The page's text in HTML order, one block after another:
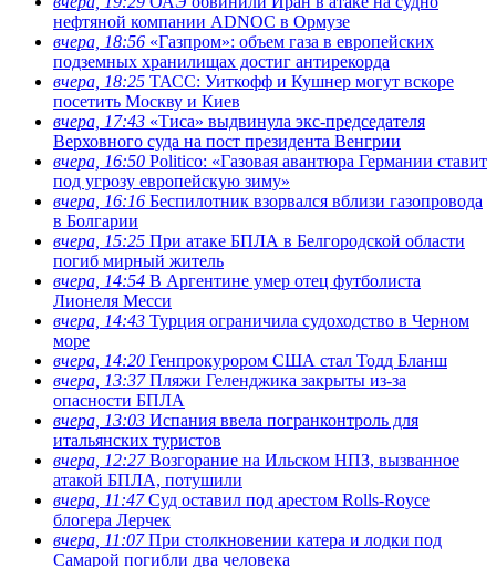
нефтяной компании ADNOC в Ормузе
вчера, 18:56 «Газпром»: объем газа в европейских
подземных хранилищах достиг антирекорда
вчера, 18:25 ТАСС: Уиткофф и Кушнер могут вскоре
посетить Москву и Киев
вчера, 17:43 «Тиса» выдвинула экс-председателя
Верховного суда на пост президента Венгрии
вчера, 16:50 Politico: «Газовая авантюра Германии ставит
под угрозу европейскую зиму»
вчера, 16:16 Беспилотник взорвался вблизи газопровода
в Болгарии
вчера, 15:25 При атаке БПЛА в Белгородской области
погиб мирный житель
вчера, 14:54 В Аргентине умер отец футболиста
Лионеля Месси
вчера, 14:43 Турция ограничила судоходство в Черном
море
вчера, 14:20 Генпрокурором США стал Тодд Бланш
вчера, 13:37Пляжи Геленджика закрыты из-за
опасности БПЛА
вчера, 13:03 Испания ввела погранконтроль для
итальянских туристов
вчера, 12:27Возгорание на Ильском НПЗ, вызванное
атакой БПЛА, потушили
вчера, 11:47Суд оставил под арестом Rolls-Royce
блогера Лерчек
вчера, 11:07При столкновении катера и лодки под
Самарой погибли два человека